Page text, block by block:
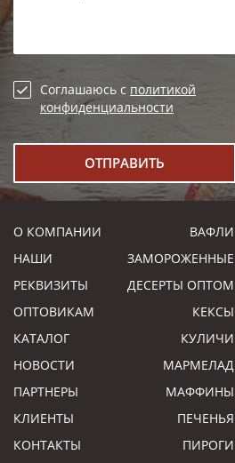
Соглашаюсь с политикой
конфиденциальности
О КОМПАНИИ
НАШИ
РЕКВИЗИТЫ
ОПТОВИКАМ
КАТАЛОГ
НОВОСТИ
ПАРТНЕРЫ
КЛИЕНТЫ
КОНТАКТЫ
ВАФЛИ
ЗАМОРОЖЕННЫЕ
ДЕСЕРТЫ ОПТОМ
КЕКСЫ
КУЛИЧИ
МАРМЕЛАД
МАФФИНЫ
ПЕЧЕНЬЯ
ПИРОГИ